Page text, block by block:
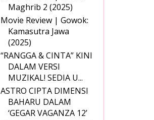
Maghrib 2 (2025)
Movie Review | Gowok:
Kamasutra Jawa
(2025)
“RANGGA & CINTA” KINI
DALAM VERSI
MUZIKAL! SEDIA U...
ASTRO CIPTA DIMENSI
BAHARU DALAM
‘GEGAR VAGANZA 12’